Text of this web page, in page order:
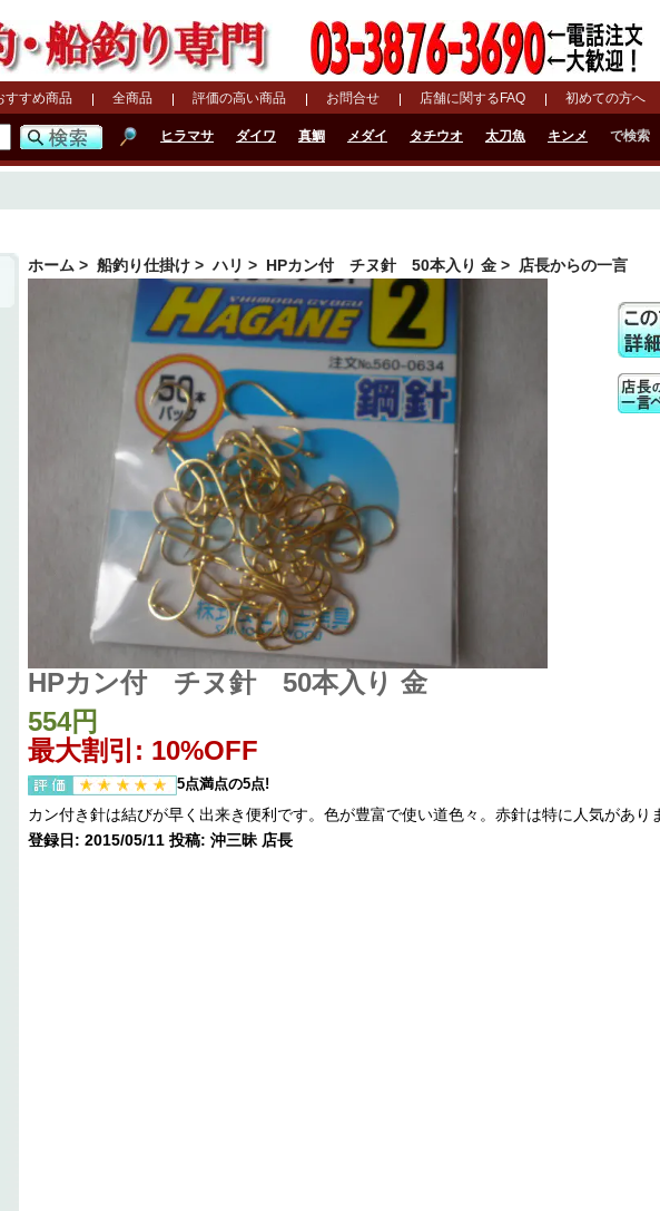
すすめ商品 全商品 評価の高い商品 お問合せ 店舗に関するFAQ 初めての方へ
ヒラマサ ダイワ 真鯛 メダイ タチウオ 太刀魚 キンメ で検索
ホーム > 船釣り仕掛け >ハリ > HPカン付 チヌ針 50本入り 金 > 店長からの一言
HPカン付 チヌ針 50本入り 金
554円
最大割引: 10%OFF
5点満点の5点!
カン付き針は結びが早く出来き便利です。色が豊富で使い道色々。赤針は特に人気があり
登録日: 2015/05/11 投稿: 沖三昧 店長